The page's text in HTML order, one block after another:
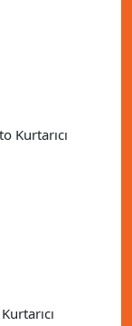
Kurtarıcı